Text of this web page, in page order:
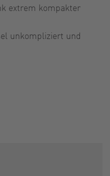
extrem kompakter
unkompliziert und